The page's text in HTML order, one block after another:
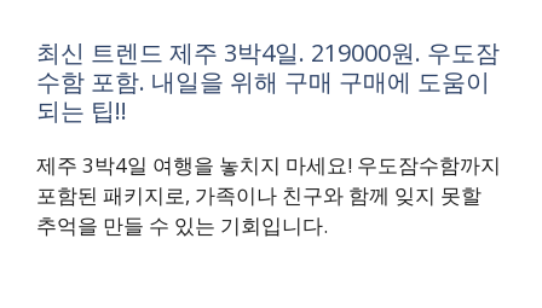
최신 트렌드 제주 3박4일. 219000원. 우도잠
수함 포함. 내일을 위해 구매 구매에 도움이
되는 팁!!
제주 3박4일 여행을 놓치지 마세요! 우도잠수함까지
포함된 패키지로, 가족이나 친구와 함께 잊지 못할
추억을 만들 수 있는 기회입니다.